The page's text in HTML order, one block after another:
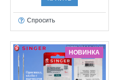
Спросить
НОВИНКА